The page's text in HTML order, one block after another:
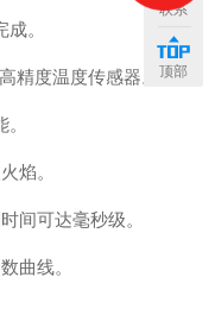
。
精度温度传感器。
焰。
间可达毫秒级。
曲线。
联系
顶部